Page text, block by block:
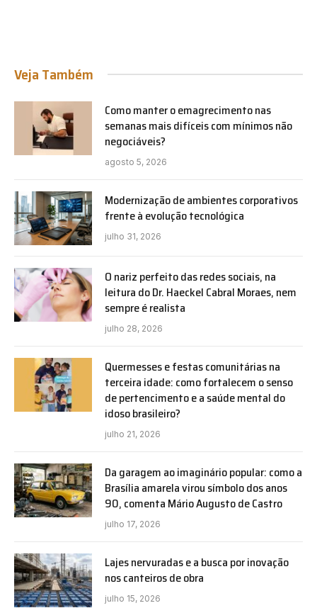
Veja Também
Como manter o emagrecimento nas
semanas mais difíceis com mínimos não
negociáveis?
agosto 5, 2026
Modernização de ambientes corporativos
frente à evolução tecnológica
julho 31, 2026
O nariz perfeito das redes sociais, na
leitura do Dr. Haeckel Cabral Moraes, nem
sempre é realista
julho 28, 2026
Quermesses e festas comunitárias na
terceira idade: como fortalecem o senso
de pertencimento e a saúde mental do
idoso brasileiro?
julho 21, 2026
Da garagem ao imaginário popular: como a
Brasília amarela virou símbolo dos anos
90, comenta Mário Augusto de Castro
julho 17, 2026
Lajes nervuradas e a busca por inovação
nos canteiros de obra
julho 15, 2026